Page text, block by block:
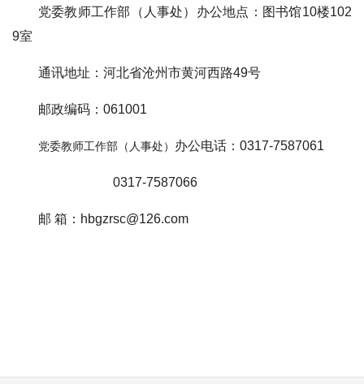
党委教师工作部（人事处）办公地点：图书馆10楼102
9室
通讯地址：河北省沧州市黄河西路49号
邮政编码：061001
党委教师工作部（人事处） 办公电话：0317-7587061
0317-7587066
邮 箱：hbgzrsc@126.com